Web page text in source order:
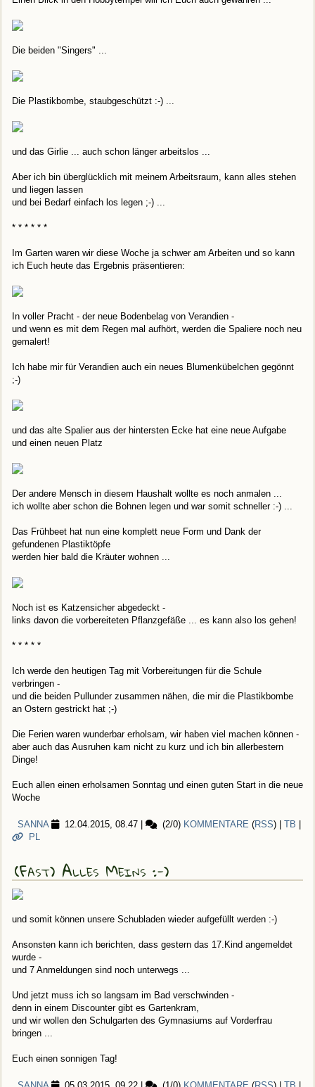
Die beiden "Singers" ...
Die Plastikbombe, staubgeschützt :-) ...
und das Girlie ... auch schon länger arbeitslos ...
Aber ich bin überglücklich mit meinem Arbeitsraum, kann alles stehen
und liegen lassen
und bei Bedarf einfach los legen ;-) ...
* * * * * *
Im Garten waren wir diese Woche ja schwer am Arbeiten und so kann
ich Euch heute das Ergebnis präsentieren:
In voller Pracht - der neue Bodenbelag von Verandien -
und wenn es mit dem Regen mal aufhört, werden die Spaliere noch neu
gemalert!
Ich habe mir für Verandien auch ein neues Blumenkübelchen gegönnt
;-)
und das alte Spalier aus der hintersten Ecke hat eine neue Aufgabe
und einen neuen Platz
Der andere Mensch in diesem Haushalt wollte es noch anmalen ...
ich wollte aber schon die Bohnen legen und war somit schneller :-) ...
Das Frühbeet hat nun eine komplett neue Form und Dank der
gefundenen Plastiktöpfe
werden hier bald die Kräuter wohnen ...
Noch ist es Katzensicher abgedeckt -
links davon die vorbereiteten Pflanzgefäße ... es kann also los gehen!
* * * * *
Ich werde den heutigen Tag mit Vorbereitungen für die Schule
verbringen -
und die beiden Pullunder zusammen nähen, die mir die Plastikbombe
an Ostern gestrickt hat ;-)
Die Ferien waren wunderbar erholsam, wir haben viel machen können -
aber auch das Ausruhen kam nicht zu kurz und ich bin allerbestern
Dinge!
Euch allen einen erholsamen Sonntag und einen guten Start in die neue
Woche
SANNA 12.04.2015, 08.47 (2/0) KOMMENTARE (RSS) | TB
PL
(Fast) Alles Meins :-)
und somit können unsere Schubladen wieder aufgefüllt werden :-)
Ansonsten kann ich berichten, dass gestern das 17.Kind angemeldet
wurde -
und 7 Anmeldungen sind noch unterwegs ...
Und jetzt muss ich so langsam im Bad verschwinden -
denn in einem Discounter gibt es Gartenkram,
und wir wollen den Schulgarten des Gymnasiums auf Vorderfrau
bringen ...
Euch einen sonnigen Tag!